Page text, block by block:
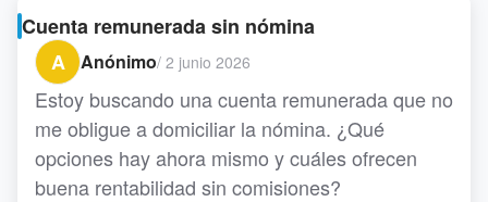
Cuenta remunerada sin nómina
A
Anónimo/ 2 junio 2026
Estoy buscando una cuenta remunerada que no
me obligue a domiciliar la nómina. ¿Qué
opciones hay ahora mismo y cuáles ofrecen
buena rentabilidad sin comisiones?